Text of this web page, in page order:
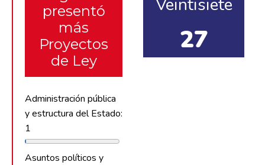
presentó
más
Proyectos
de Ley
Administración pública
y estructura del Estado:
1
Asuntos políticos y
27